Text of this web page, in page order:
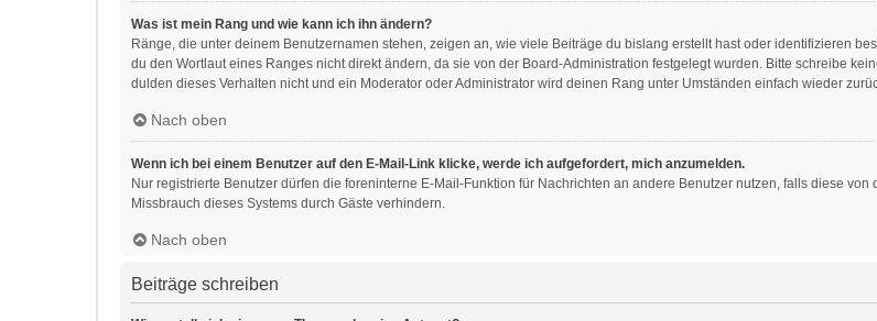
Was ist mein Rang und wie kann ich ihn ändern?
Ränge, die unter deinem Benutzernamen stehen, zeigen an, wie viele Beiträge du bislang erstellt hast oder identifizieren
du den Wortlaut eines Ranges nicht direkt ändern, da sie von der Board-Administration festgelegt wurden. Bitte schreibe
dulden dieses Verhalten nicht und ein Moderator oder Administrator wird deinen Rang unter Umständen einfach wieder
Nach oben
Wenn ich bei einem Benutzer auf den E-Mail-Link klicke, werde ich aufgefordert, mich anzumelden.
Nur registrierte Benutzer dürfen die foreninterne E-Mail-Funktion für Nachrichten an andere Benutzer nutzen, falls diese
Missbrauch dieses Systems durch Gäste verhindern.
Nach oben
Beiträge schreiben